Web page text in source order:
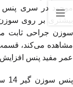
موجود در سری پنس
بیشتری بر روی
سوزن جراحی ثابت
مشاهده می‌کند،
عمر مفید پنس افزایش